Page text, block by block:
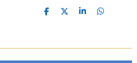
T
E
T
E
T
E
T
E